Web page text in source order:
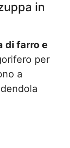
in
di farro e
per
a